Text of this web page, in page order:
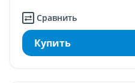
Сравнить
Купить